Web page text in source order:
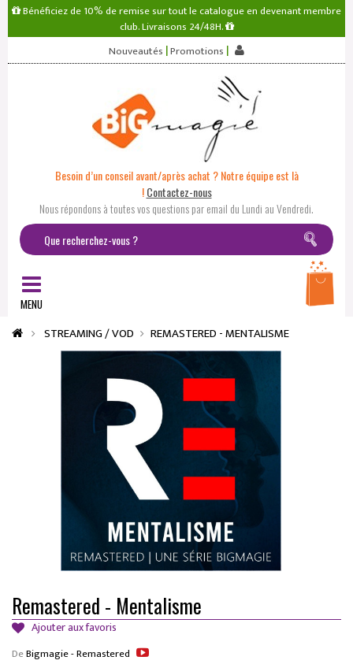
Bénéficiez de 10% de remise sur tout le catalogue en devenant membre
club. Livraisons 24/48H.
Nouveautés |Promotions |
Besoin d’un conseil avant/après achat ? Notre équipe est là
! Contactez-nous
Nous répondons à toutes vos questions par email du Lundi au Vendredi.
MENU
STREAMING / VOD REMASTERED - MENTALISME
Remastered - Mentalisme
Ajouter aux favoris
DeBigmagie - Remastered